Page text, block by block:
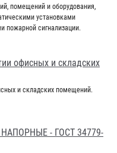
помещений и оборудования,
установками
пожарной сигнализации.
офисных и складских
и складских помещений.
- ГОСТ 34779-